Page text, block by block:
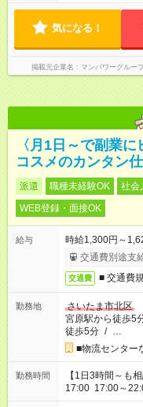
気になる！
掲載元企業名 マンパワーグルー
〈月1日～で副業
コスメのカンタン
派遣 職種未経験OK 社会
WEB登録・面接OK
給与
時給1,300円～
交通費別途支
交通費 ■ 交通費
勤務地
さいたま市北区
宮原駅から徒歩5
徒歩5分 / …
■物流センタ
勤務時間
【1日3時間～も相談OK!】 ＜シフト例＞
17:00 17:00～22:00 18:00
お気軽にご相談く